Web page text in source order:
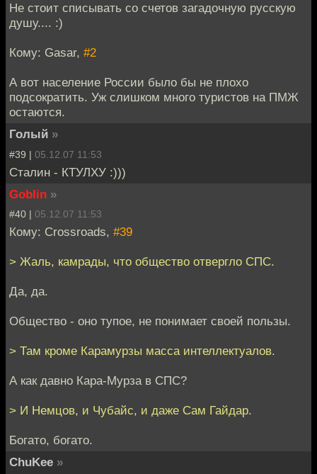
Не стоит списывать со счетов загадочную русскую
душу.... :)
Кому: Gasar, #2
А вот население России было бы не плохо
подсократить. Уж слишком много туристов на ПМЖ
остаются.
Голый »
#39 | 05.12.07 11:53
Сталин - КТУЛХУ :)))
Goblin »
#40 | 05.12.07 11:53
Кому: Crossroads, #39
> Жаль, камрады, что общество отвергло СПС.
Да, да.
Общество - оно тупое, не понимает своей пользы.
> Там кроме Карамурзы масса интеллектуалов.
А как давно Кара-Мурза в СПС?
> И Немцов, и Чубайс, и даже Сам Гайдар.
Богато, богато.
ChuKee »